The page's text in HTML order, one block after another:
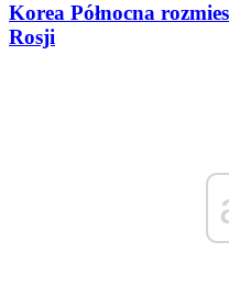
Korea Północna
Rosji